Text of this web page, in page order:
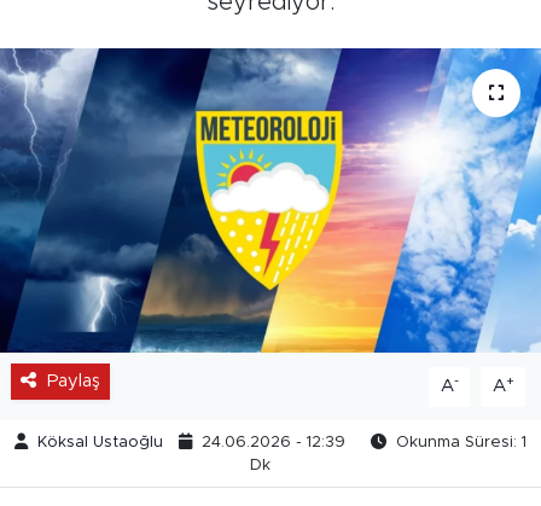
Paylaş A- A+
Köksal Ustaoğlu 24.06.2026 - 12:39
Okunma Süresi: 1
Dk
GURBETTEN SILAYA
Foto Galeri
Köşe Yazarları
Ulusal Son Dakika Haberleri